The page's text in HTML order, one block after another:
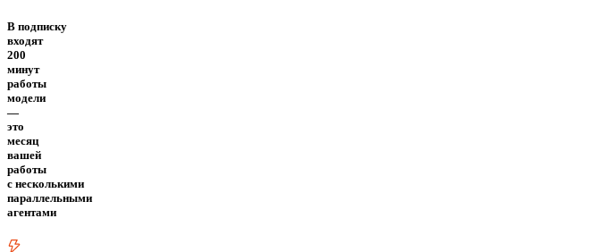
В подписку
входят
200
минут
работы
модели
—
это
месяц
вашей
работы
с несколькими
параллельными
агентами